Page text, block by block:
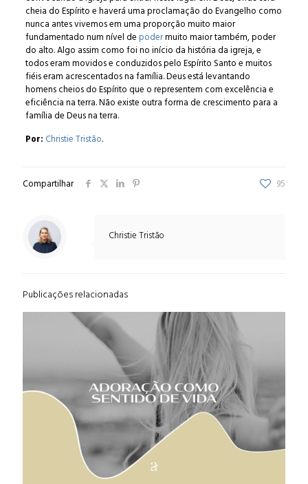
cheia do Espírito e haverá uma proclamação do Evangelho como
nunca antes vivemos em uma proporção muito maior
fundamentado num nível de podermuito maior também, poder
do alto. Algo assim como foi no início da história da igreja, e
todos eram movidos e conduzidos pelo Espírito Santo e muitos
fiéis eram acrescentados na família. Deus está levantando
homens cheios do Espírito que o representem com excelência e
eficiência na terra. Não existe outra forma de crescimento para a
família de Deus na terra.
Por: Christie Tristão.
Compartilhar 95
Christie Tristão
Publicações relacionadas